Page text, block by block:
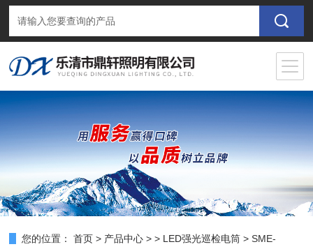
您的位置： 首页 > 产品中心 > > LED强光巡检电筒 > SME-